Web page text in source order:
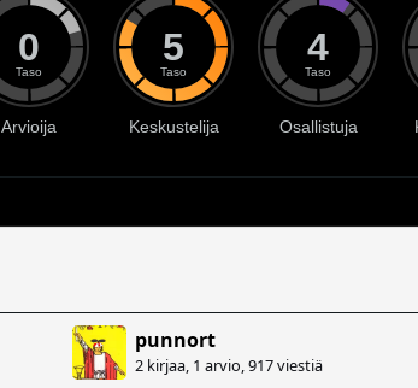
0
Taso
Arvioija
5
Taso
Keskustelija
4
Taso
Osallistuja
punnort
2 kirjaa, 1 arvio,917 viestiä